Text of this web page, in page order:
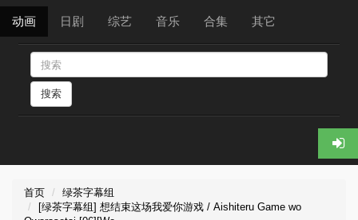
动画 日剧 综艺 音乐 合集 其它
搜索
首页
绿茶字幕组
[绿茶字幕组] 想结束这场我爱你游戏 / Aishiteru Game wo